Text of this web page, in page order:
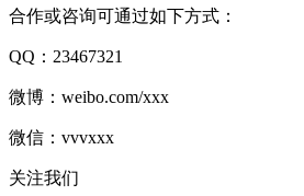
合作或咨询可通过如下方式：
QQ：23467321
微博：weibo.com/xxx
微信：vvvxxx
关注我们